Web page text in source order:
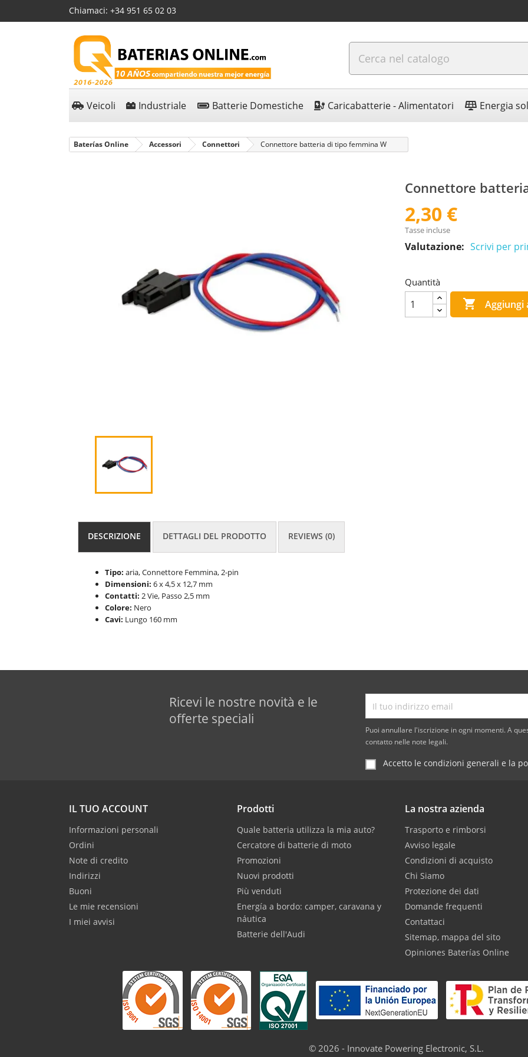
Chiamaci: +34 951 65 02 03
Veicoli Industriale Batterie Domestiche Caricabatterie - Alimentatori Energia
Baterías Online Accessori Connettori Connettore batteria di tipo femmina W
Connettore
2,30 €
Tasse incluse
Valutazione: Scrivi per
Quantità
 Aggiungi
DESCRIZIONE DETTAGLI DEL PRODOTTO REVIEWS (0)
Tipo: aria, Connettore Femmina, 2-pin
Dimensioni: 6 x 4,5 x 12,7 mm
Contatti: 2 Vie, Passo 2,5 mm
Colore: Nero
Cavi: Lungo 160 mm
Ricevi le nostre novità e le
offerte speciali
Puoi annullare l'iscrizione in ogni momenti. A
contatto nelle note legali.
Accetto le condizioni generali e la
IL TUO ACCOUNT
Informazioni personali
Ordini
Note di credito
Indirizzi
Buoni
Le mie recensioni
I miei avvisi
Prodotti
Quale batteria utilizza la mia auto?
Cercatore di batterie di moto
Promozioni
Nuovi prodotti
Più venduti
Energía a bordo: camper, caravana y
náutica
Batterie dell'Audi
La nostra azienda
Trasporto e rimborsi
Avviso legale
Condizioni di acquisto
Chi Siamo
Protezione dei dati
Domande frequenti
Contattaci
Sitemap, mappa del sito
Opiniones Baterías Online
© 2026 - Innovate Powering Electronic, S.L.